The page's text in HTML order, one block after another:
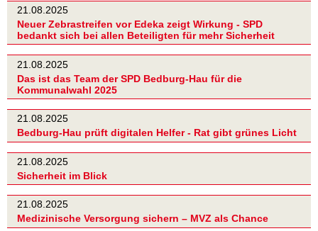
21.08.2025
Neuer Zebrastreifen vor Edeka zeigt Wirkung - SPD
bedankt sich bei allen Beteiligten für mehr Sicherheit
21.08.2025
Das ist das Team der SPD Bedburg-Hau für die
Kommunalwahl 2025
21.08.2025
Bedburg-Hau prüft digitalen Helfer - Rat gibt grünes Licht
21.08.2025
Sicherheit im Blick
21.08.2025
Medizinische Versorgung sichern – MVZ als Chance